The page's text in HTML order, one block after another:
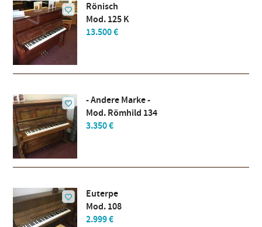
Rönisch
Mod. 125 K
13.500 €
- Andere Marke -
Mod. Römhild 134
3.350 €
Euterpe
Mod. 108
2.999 €